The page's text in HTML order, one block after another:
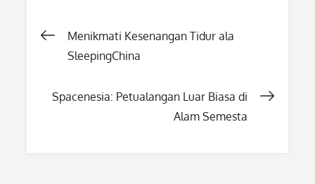
Post
Menikmati Kesenangan Tidur ala
SleepingChina
Spacenesia: Petualangan Luar Biasa di
Alam Semesta